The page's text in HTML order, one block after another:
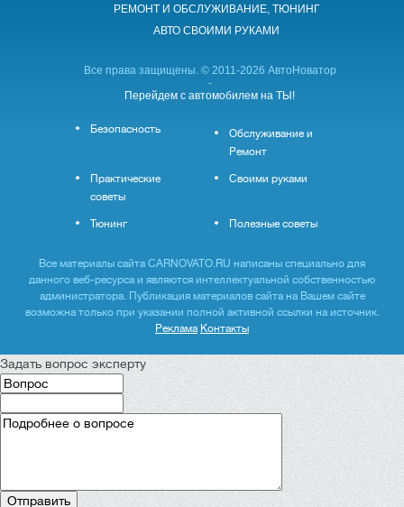
РЕМОНТ И ОБСЛУЖИВАНИЕ, ТЮНИНГ
АВТО CВОИМИ РУКАМИ
Все права защищены. © 2011-2026 АвтоНоватор
-
Перейдем с автомобилем на ТЫ!
Безопасность
Обслуживание и
Ремонт
Практические
советы
Своими руками
Тюнинг Полезные советы
Все материалы сайта CARNOVATO.RU написаны специально для
данного веб-ресурса и являются интеллектуальной собственностью
администратора. Публикация материалов сайта на Вашем сайте
возможна только при указании полной активной ссылки на источник.
Реклама Контакты
Задать вопрос эксперту